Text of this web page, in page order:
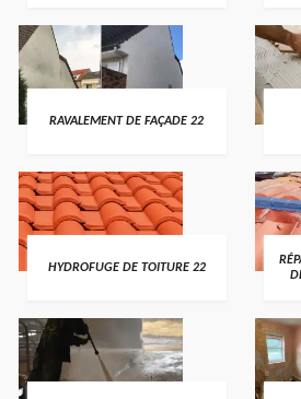
RAVALEMENT DE FAÇADE 22
HYDROFUGE DE TOITURE 22